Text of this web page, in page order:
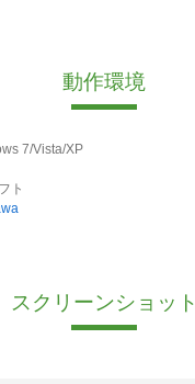
動作環境
7/Vista/XP
ト
スクリーンショット